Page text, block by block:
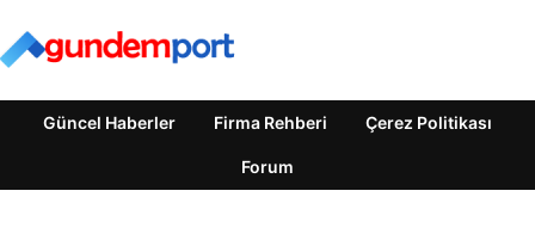
Güncel Haberler Firma Rehberi Çerez Politikası
Forum